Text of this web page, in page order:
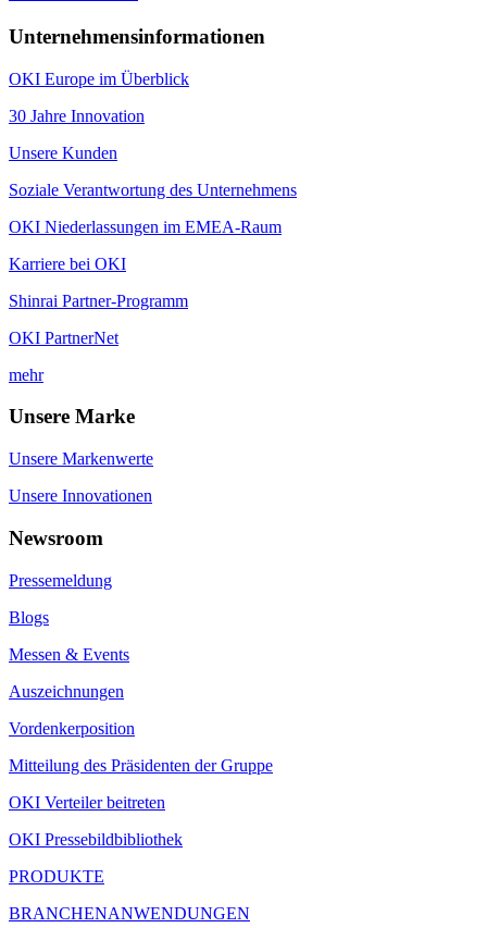
Unternehmensinformationen
OKI Europe im Überblick
30 Jahre Innovation
Unsere Kunden
Soziale Verantwortung des Unternehmens
OKI Niederlassungen im EMEA-Raum
Karriere bei OKI
Shinrai Partner-Programm
OKI PartnerNet
mehr
Unsere Marke
Unsere Markenwerte
Unsere Innovationen
Newsroom
Pressemeldung
Blogs
Messen & Events
Auszeichnungen
Vordenkerposition
Mitteilung des Präsidenten der Gruppe
OKI Verteiler beitreten
OKI Pressebildbibliothek
PRODUKTE
BRANCHENANWENDUNGEN